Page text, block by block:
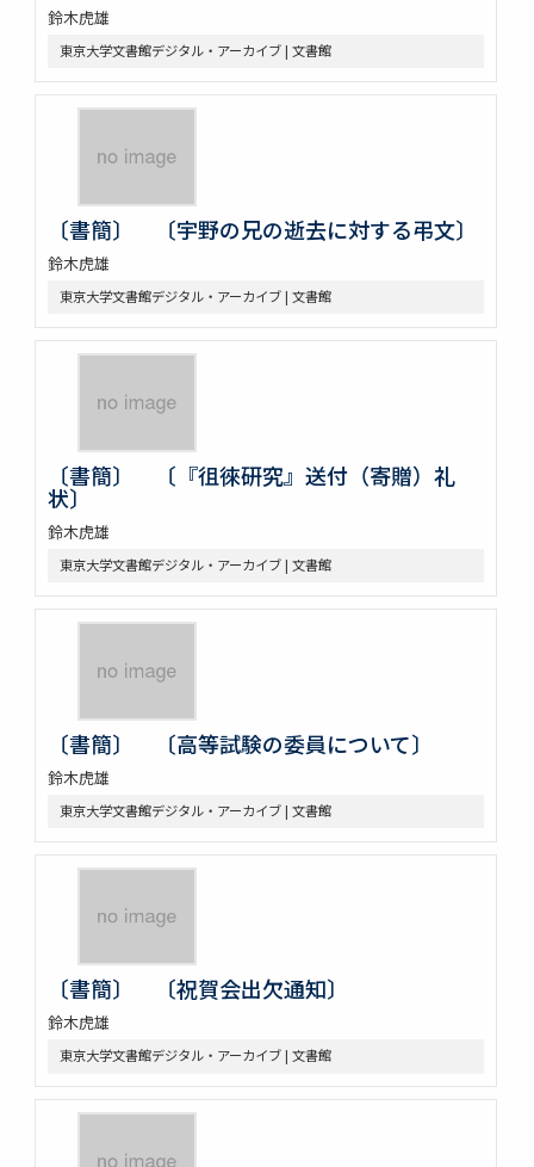
鈴木虎雄
東京大学文書館デジタル・アーカイブ | 文書館
〔書簡〕 〔宇野の兄の逝去に対する弔文〕
鈴木虎雄
東京大学文書館デジタル・アーカイブ | 文書館
〔書簡〕 〔『徂徠研究』送付（寄贈）礼
状〕
鈴木虎雄
東京大学文書館デジタル・アーカイブ | 文書館
〔書簡〕 〔高等試験の委員について〕
鈴木虎雄
東京大学文書館デジタル・アーカイブ | 文書館
〔書簡〕 〔祝賀会出欠通知〕
鈴木虎雄
東京大学文書館デジタル・アーカイブ | 文書館